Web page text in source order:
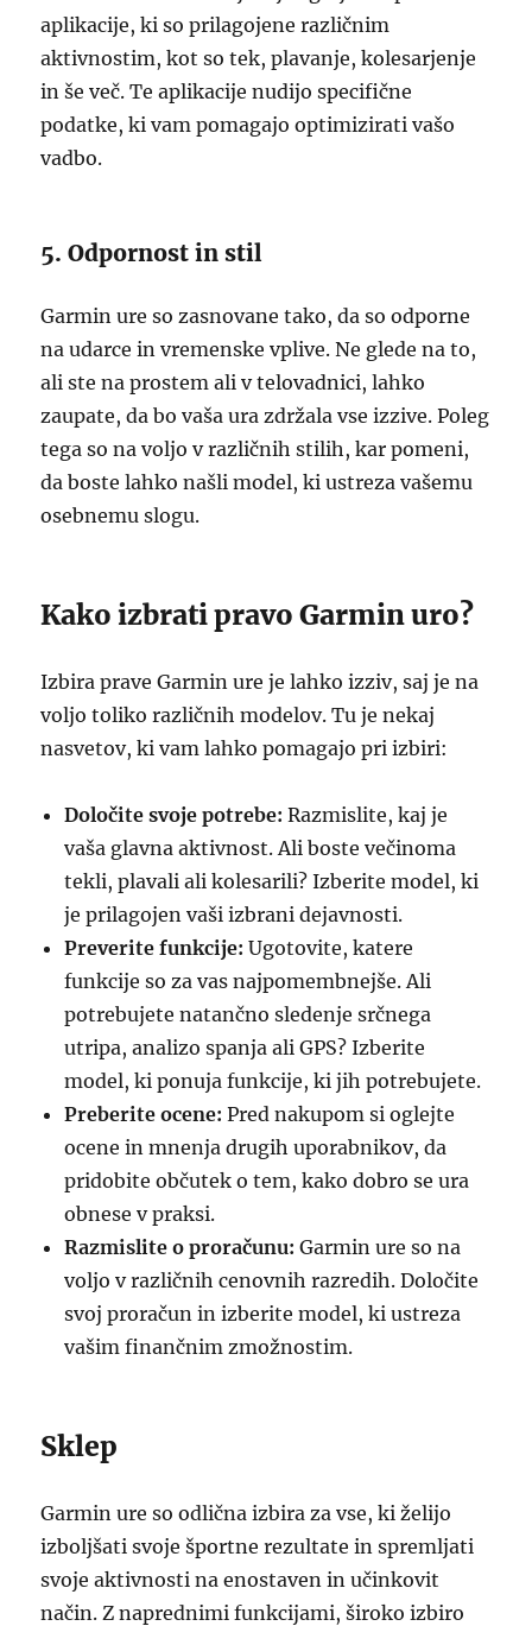
aplikacije, ki so prilagojene različnim
aktivnostim, kot so tek, plavanje, kolesarjenje
in še več. Te aplikacije nudijo specifične
podatke, ki vam pomagajo optimizirati vašo
vadbo.
5. Odpornost in stil
Garmin ure so zasnovane tako, da so odporne
na udarce in vremenske vplive. Ne glede na to,
ali ste na prostem ali v telovadnici, lahko
zaupate, da bo vaša ura zdržala vse izzive. Poleg
tega so na voljo v različnih stilih, kar pomeni,
da boste lahko našli model, ki ustreza vašemu
osebnemu slogu.
Kako izbrati pravo Garmin uro?
Izbira prave Garmin ure je lahko izziv, saj je na
voljo toliko različnih modelov. Tu je nekaj
nasvetov, ki vam lahko pomagajo pri izbiri:
Določite svoje potrebe: Razmislite, kaj je
vaša glavna aktivnost. Ali boste večinoma
tekli, plavali ali kolesarili? Izberite model, ki
je prilagojen vaši izbrani dejavnosti.
Preverite funkcije: Ugotovite, katere
funkcije so za vas najpomembnejše. Ali
potrebujete natančno sledenje srčnega
utripa, analizo spanja ali GPS? Izberite
model, ki ponuja funkcije, ki jih potrebujete.
Preberite ocene: Pred nakupom si oglejte
ocene in mnenja drugih uporabnikov, da
pridobite občutek o tem, kako dobro se ura
obnese v praksi.
Razmislite o proračunu: Garmin ure so na
voljo v različnih cenovnih razredih. Določite
svoj proračun in izberite model, ki ustreza
vašim finančnim zmožnostim.
Sklep
Garmin ure so odlična izbira za vse, ki želijo
izboljšati svoje športne rezultate in spremljati
svoje aktivnosti na enostaven in učinkovit
način. Z naprednimi funkcijami, široko izbiro